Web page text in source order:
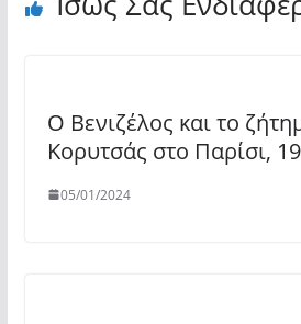
Ο Βενιζέλος και το
Κορυτσάς στο Παρίσι,
05/01/2024